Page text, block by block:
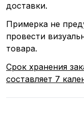
доставки.
Примерка не
провести
товара.
Срок хранения
составляет 7